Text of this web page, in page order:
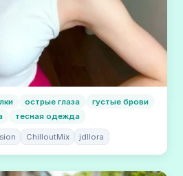
острые глаза
густые брови
тесная одежда
ChilloutMix jdllora